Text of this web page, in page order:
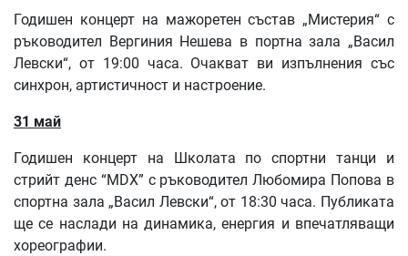
Годишен концерт на мажоретен състав „Мистерия“ с
ръководител Вергиния Нешева в портна зала „Васил
Левски“, от 19:00 часа. Очакват ви изпълнения със
синхрон, артистичност и настроение.
31 май
Годишен концерт на Школата по спортни танци и
стрийт денс “MDX” с ръководител Любомира Попова в
спортна зала „Васил Левски“, от 18:30 часа. Публиката
ще се наслади на динамика, енергия и впечатляващи
хореографии.